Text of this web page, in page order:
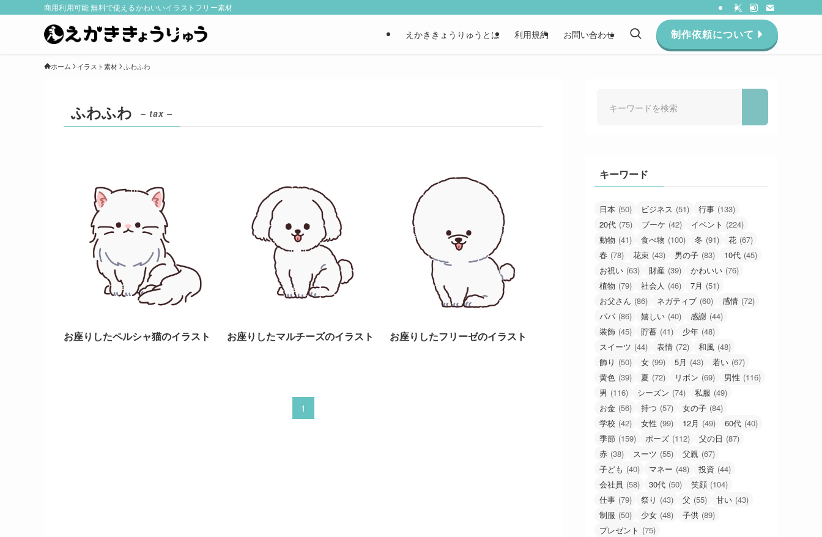
商用利用可能 無料で使えるかわいいイラストフリー素材
えかききょうりゅうとは 利用規約 お問い合わせ 制作依頼について
ホーム イラスト素材 ふわふわ
ふわふわ – tax –
お座りしたペルシャ猫のイラスト お座りしたマルチーズのイラスト お座りしたフリーゼのイラスト
1
キーワード
日本 (50) ビジネス (51) 行事 (133)
20代 (75) ブーケ (42) イベント (224)
動物 (41) 食べ物 (100) 冬 (91) 花 (67)
春 (78) 花束 (43) 男の子 (83) 10代 (45)
お祝い (63) 財産 (39) かわいい (76)
植物 (79) 社会人 (46) 7月 (51)
お父さん (86) ネガティブ (60) 感情 (72)
パパ (86) 嬉しい (40) 感謝 (44)
装飾 (45) 貯蓄 (41) 少年 (48)
スイーツ (44) 表情 (72) 和風 (48)
飾り (50) 女 (99) 5月 (43) 若い (67)
黄色 (39) 夏 (72) リボン (69) 男性 (116)
男 (116) シーズン (74) 私服 (49)
お金 (56) 持つ (57) 女の子 (84)
学校 (42) 女性 (99) 12月 (49) 60代 (40)
季節 (159) ポーズ (112) 父の日 (87)
赤 (38) スーツ (55) 父親 (67)
子ども (40) マネー (48) 投資 (44)
会社員 (58) 30代 (50) 笑顔 (104)
仕事 (79) 祭り (43) 父 (55) 甘い (43)
制服 (50) 少女 (48) 子供 (89)
プレゼント (75)